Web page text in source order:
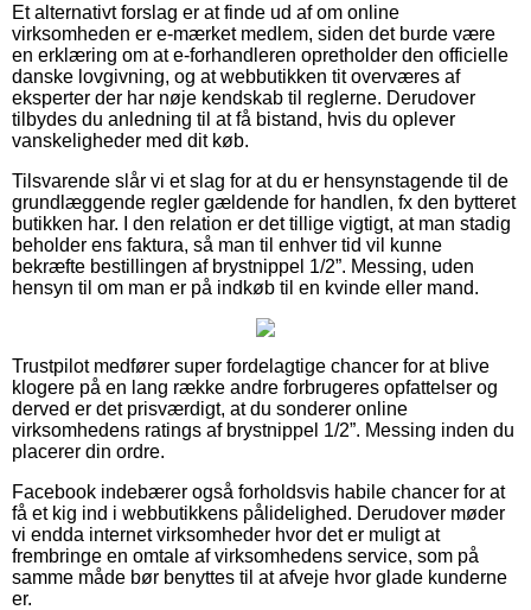
Et alternativt forslag er at finde ud af om online
virksomheden er e-mærket medlem, siden det burde være
en erklæring om at e-forhandleren opretholder den officielle
danske lovgivning, og at webbutikken tit overværes af
eksperter der har nøje kendskab til reglerne. Derudover
tilbydes du anledning til at få bistand, hvis du oplever
vanskeligheder med dit køb.
Tilsvarende slår vi et slag for at du er hensynstagende til de
grundlæggende regler gældende for handlen, fx den bytteret
butikken har. I den relation er det tillige vigtigt, at man stadig
beholder ens faktura, så man til enhver tid vil kunne
bekræfte bestillingen af brystnippel 1/2”. Messing, uden
hensyn til om man er på indkøb til en kvinde eller mand.
Trustpilot medfører super fordelagtige chancer for at blive
klogere på en lang række andre forbrugeres opfattelser og
derved er det prisværdigt, at du sonderer online
virksomhedens ratings af brystnippel 1/2”. Messing inden du
placerer din ordre.
Facebook indebærer også forholdsvis habile chancer for at
få et kig ind i webbutikkens pålidelighed. Derudover møder
vi endda internet virksomheder hvor det er muligt at
frembringe en omtale af virksomhedens service, som på
samme måde bør benyttes til at afveje hvor glade kunderne
er.